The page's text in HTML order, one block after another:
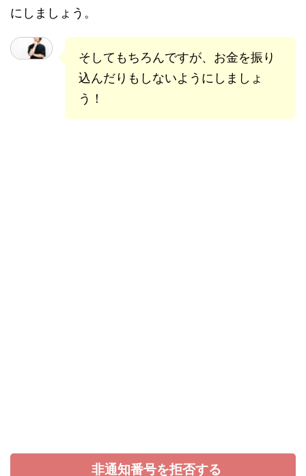
にしましょう。
そしてもちろんですが、お金を振り
込んだりもしないようにしましょ
う！
非通知番号を拒否する